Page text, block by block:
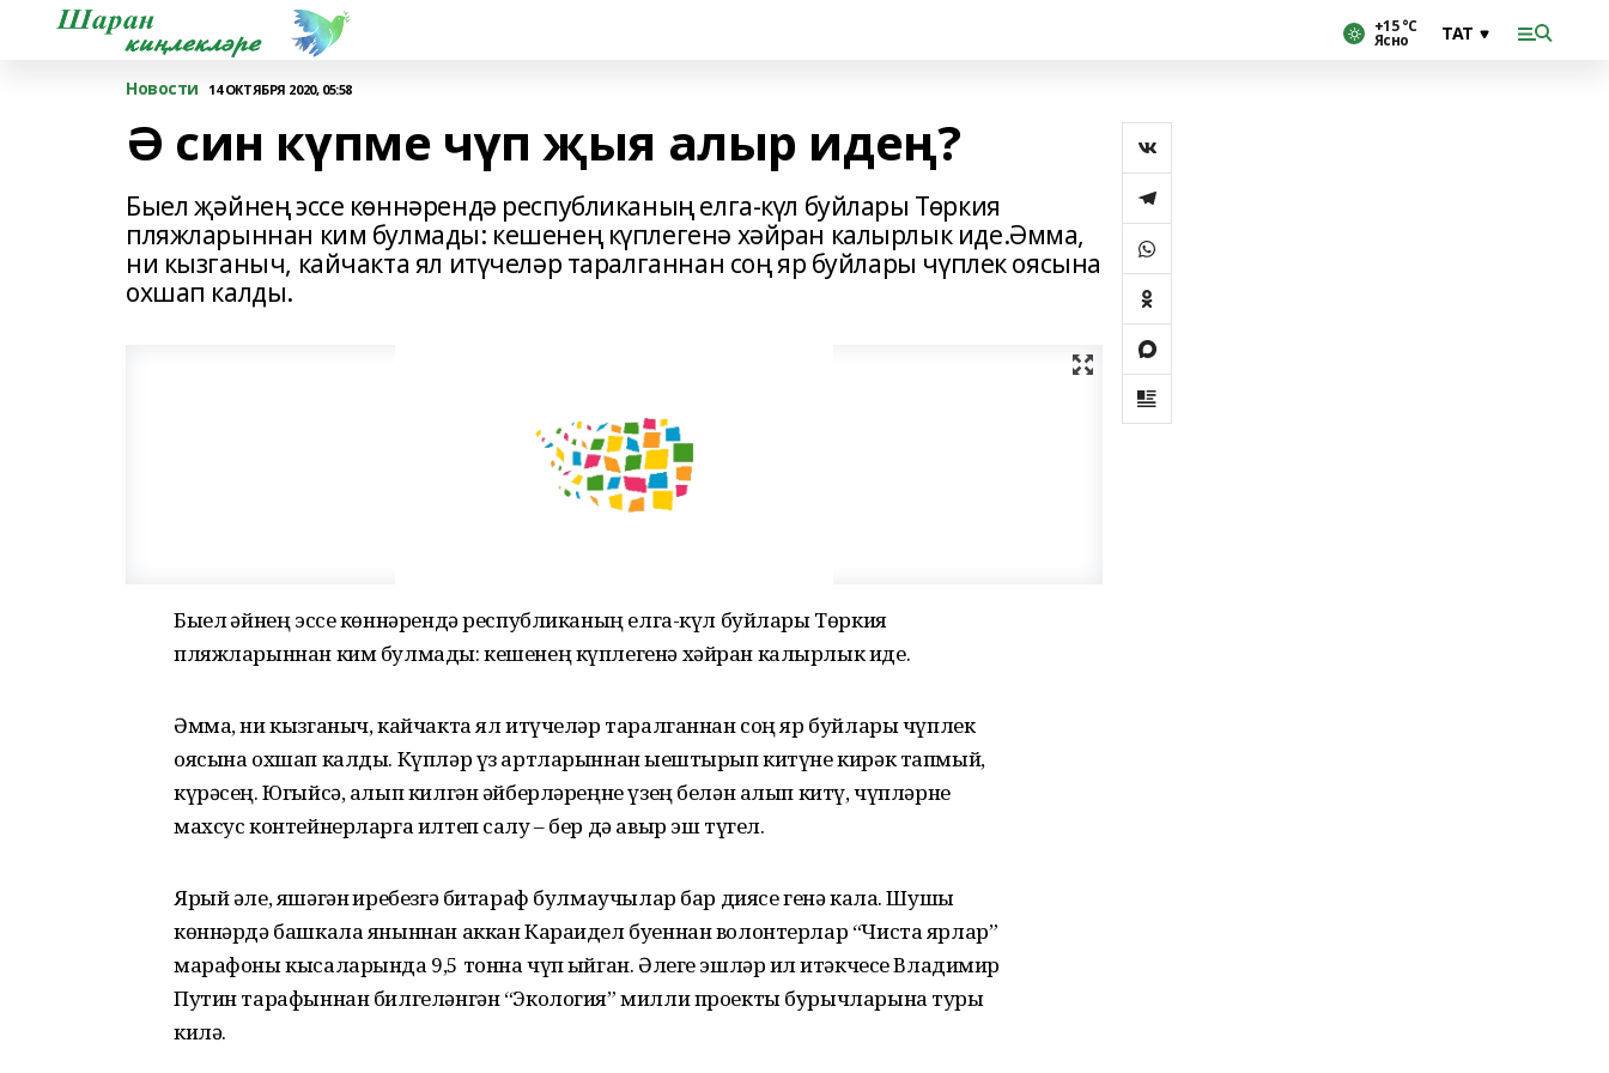
+15 °С
Ясно
Новости 14 ОКТЯБРЯ 2020, 05:58
Ә син күпме чүп җыя алыр идең?
Быел җәйнең эссе көннәрендә республиканың елга-күл буйлары Төркия
пляжларыннан ким булмады: кешенең күплегенә хәйран калырлык иде.Әмма,
ни кызганыч, кайчакта ял итүчеләр таралганнан соң яр буйлары чүплек оясына
охшап калды.
Быел җәйнең эссе көннәрендә республиканың елга-күл буйлары Төркия
пляжларыннан ким булмады: кешенең күплегенә хәйран калырлык иде.
Әмма, ни кызганыч, кайчакта ял итүчеләр таралганнан соң яр буйлары чүплек
оясына охшап калды. Күпләр үз артларыннан җыештырып китүне кирәк тапмый,
күрәсең. Югыйсә, алып килгән әйберләреңне үзең белән алып китү, чүпләрне
махсус контейнерларга илтеп салу – бер дә авыр эш түгел.
Ярый әле, яшәгән җиребезгә битараф булмаучылар бар диясе генә кала. Шушы
көннәрдә башкала яныннан аккан Караидел буеннан волонтерлар “Чиста ярлар”
марафоны кысаларында 9,5 тонна чүп җыйган. Әлеге эшләр ил җитәкчесе Владимир
Путин тарафыннан билгеләнгән “Экология” милли проекты бурычларына туры
килә.